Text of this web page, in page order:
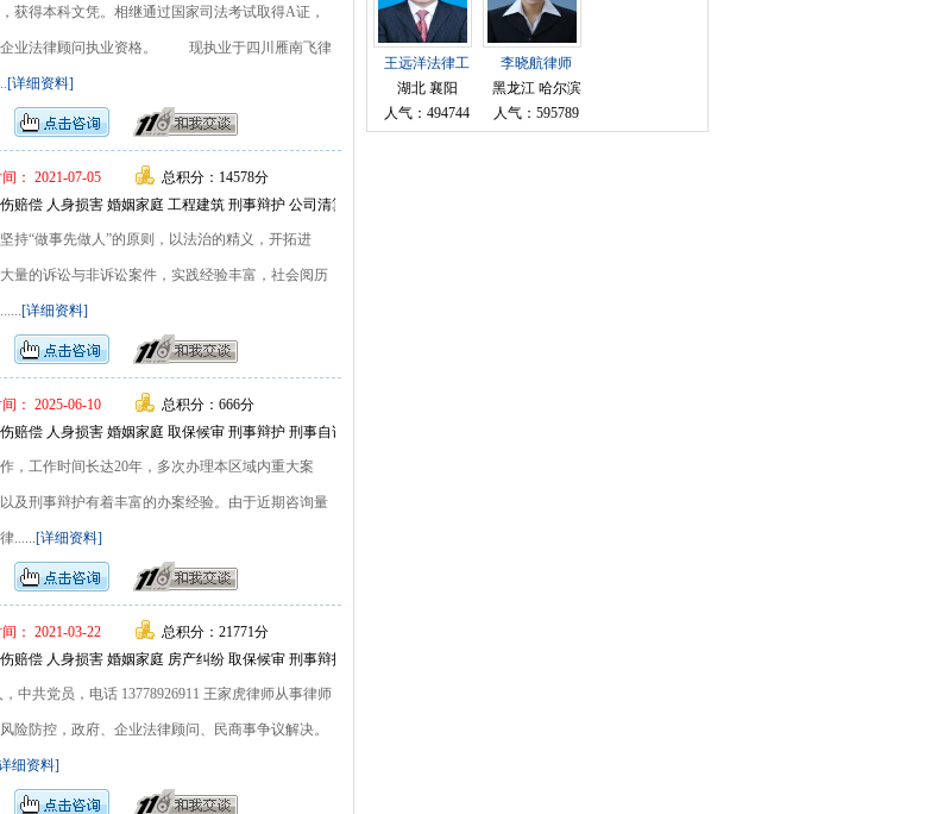
得本科文凭。相继通过国家司法考试取得A证，
企业法律顾问执业资格。 现执业于四川雁南飞律
[详细资料]
： 2021-07-05
总积分：14578分
赔偿 人身损害 婚姻家庭 工程建筑 刑事辩护 公司清算 调解谈判
持“做事先做人”的原则，以法治的精义，开拓进
量的诉讼与非诉讼案件，实践经验丰富，社会阅历
[详细资料]
： 2025-06-10
总积分：666分
赔偿 人身损害 婚姻家庭 取保候审 刑事辩护 刑事自诉 常年顾问
，工作时间长达20年，多次办理本区域内重大案
及刑事辩护有着丰富的办案经验。由于近期咨询量
......[详细资料]
： 2021-03-22
总积分：21771分
赔偿 人身损害 婚姻家庭 房产纠纷 取保候审 刑事辩护 常年顾问
中共党员，电话 13778926911 王家虎律师从事律师
险防控，政府、企业法律顾问、民商事争议解决。
细资料]
王远洋法律工
作者律师
湖北 襄阳
人气：494744
李晓航律师
黑龙江 哈尔滨
人气：595789